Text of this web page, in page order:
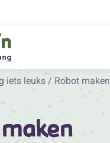
iets leuks / Robot maken